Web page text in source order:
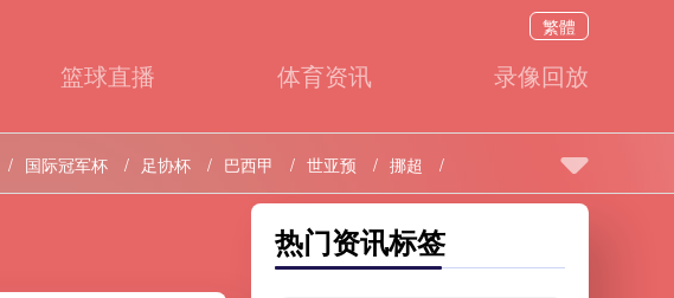
繁體
篮球直播 体育资讯 录像回放
国际冠军杯 足协杯 巴西甲 世亚预 挪超
热门资讯标签